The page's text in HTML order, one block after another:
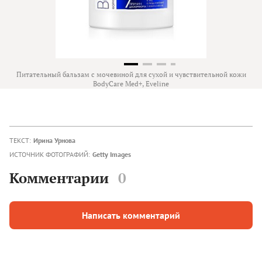
Питательный бальзам с мочевиной для сухой и чувствительной кожи
BodyCare Med+, Eveline
ТЕКСТ: Ирина Урнова
ИСТОЧНИК ФОТОГРАФИЙ: Getty Images
Комментарии 0
Написать комментарий